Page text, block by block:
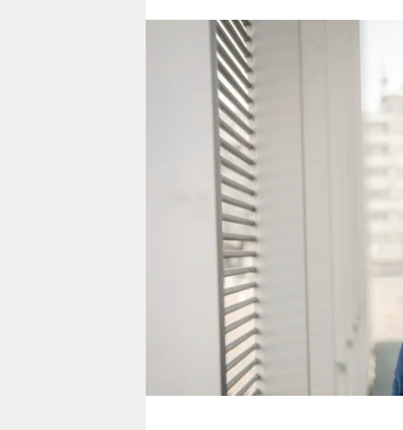
wahrheit
veranstaltungen
fragen & hilfe
unterstützen
genossenschaft